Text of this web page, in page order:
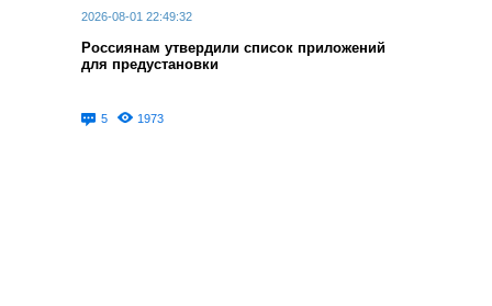
2026-08-01 22:49:32
Россиянам утвердили список приложений
для предустановки
5 1973